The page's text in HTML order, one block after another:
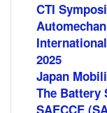
CTI
2025
Japan
The Battery
SAECCE